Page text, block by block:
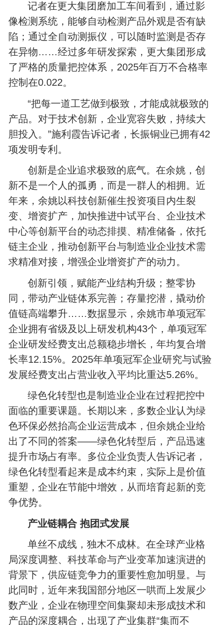
记者在更大集团磨加工车间看到，通过影
像检测系统，能够自动检测产品外观是否有缺
陷；通过全自动测振仪，可以随时监测是否存
在异物……经过多年研发探索，更大集团形成
了严格的质量把控体系，2025年百万不合格率
控制在0.022。
“把每一道工艺做到极致，才能成就极致的
产品。对于技术创新，企业宽容失败，持续大
胆投入。”施利霞告诉记者，长振铜业已拥有42
项发明专利。
创新是企业追求极致的底气。在余姚，创
新不是一个人的孤勇，而是一群人的相拥。近
年来，余姚以科技创新催生投资项目内生裂
变、增资扩产，加快推进中试平台、企业技术
中心等创新平台的动态排摸、精准储备，依托
链主企业，推动创新平台与制造业企业技术需
求精准对接，增强企业增资扩产的动力。
创新引领，赋能产业结构升级；整零协
同，带动产业链体系完善；存量挖潜，撬动价
值链高端攀升……数据显示，余姚市单项冠军
企业拥有省级及以上研发机构43个，单项冠军
企业研发经费支出总额稳步增长，年均复合增
长率12.15%。2025年单项冠军企业研究与试验
发展经费支出占营业收入平均比重达5.26%。
绿色化转型也是制造业企业在过程把控中
面临的重要课题。长期以来，多数企业认为绿
色环保必然抬高企业运营成本，但余姚企业给
出了不同的答案——绿色化转型后，产品迅速
提升市场占有率。多位企业负责人告诉记者，
绿色化转型看起来是成本约束，实际上是价值
重塑，企业在节能中增效，从而培育起新的竞
争优势。
产业链耦合 抱团式发展
单丝不成线，独木不成林。在全球产业格
局深度调整、科技革命与产业变革加速演进的
背景下，供应链竞争力的重要性愈加明显。与
此同时，近年来我国部分地区一哄而上发展少
数产业，企业在物理空间集聚却未形成技术和
产品的深度耦合，出现了产业集群“集而不